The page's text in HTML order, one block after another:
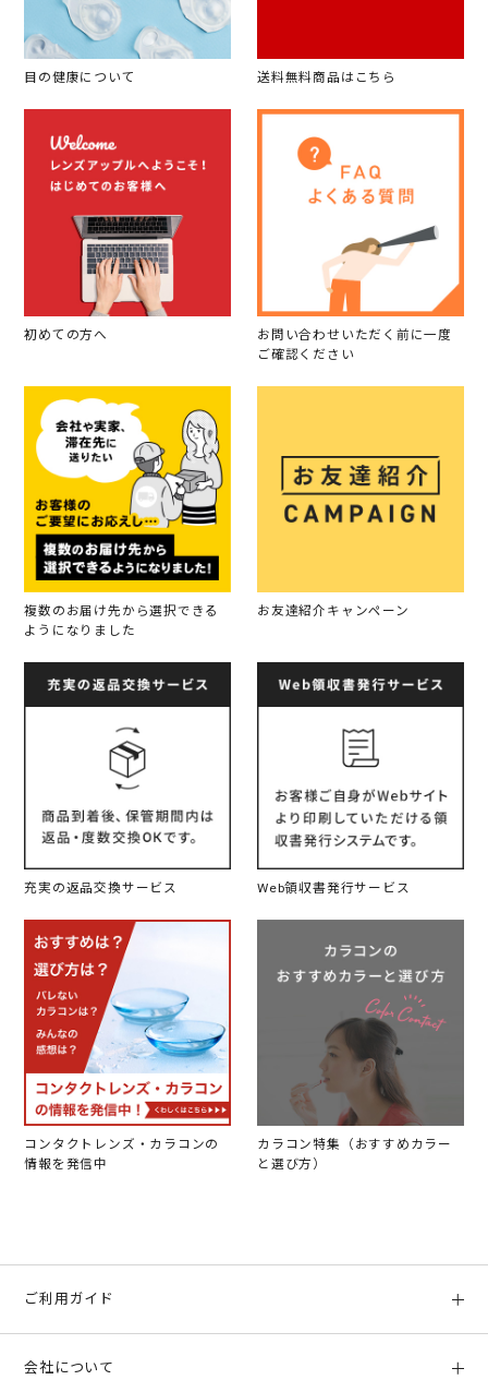
目の健康について 送料無料商品はこちら
初めての方へ
お問い合わせいただく前に一度
ご確認ください
複数のお届け先から選択できる
ようになりました
お友達紹介キャンペーン
充実の返品交換サービス Web領収書発行サービス
コンタクトレンズ・カラコンの
情報を発信中
カラコン特集（おすすめカラー
と選び方）
ご利用ガイド
会社について